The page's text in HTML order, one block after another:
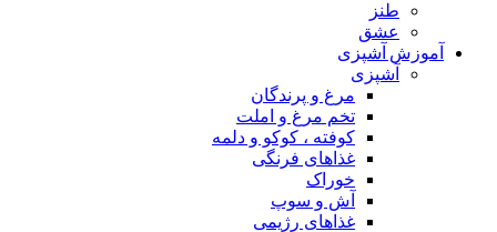
طنز
عشق
آموزش آشپزی
آشپزی
مرغ و پرندگان
تخم مرغ و املت
کوفته ، کوکو و دلمه
غذاهای فرنگی
خوراک
آش و سوپ
غذاهای رژیمی